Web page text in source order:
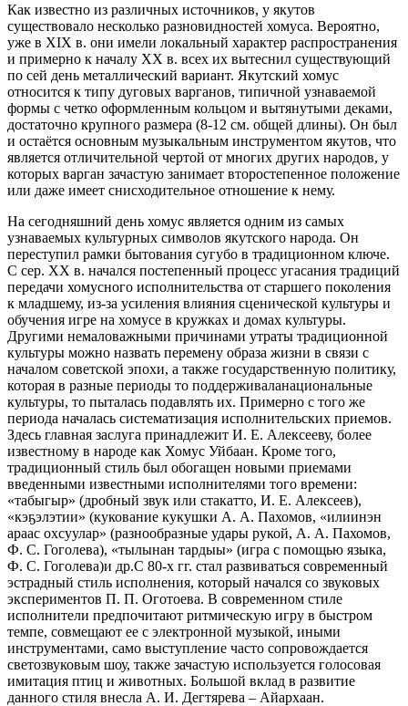
Как известно из различных источников, у якутов
существовало несколько разновидностей хомуса. Вероятно,
уже в XIX в. они имели локальный характер распространения
и примерно к началу ХХ в. всех их вытеснил существующий
по сей день металлический вариант. Якутский хомус
относится к типу дуговых варганов, типичной узнаваемой
формы с четко оформленным кольцом и вытянутыми деками,
достаточно крупного размера (8-12 см. общей длины). Он был
и остаётся основным музыкальным инструментом якутов, что
является отличительной чертой от многих других народов, у
которых варган зачастую занимает второстепенное положение
или даже имеет снисходительное отношение к нему.
На сегодняшний день хомус является одним из самых
узнаваемых культурных символов якутского народа. Он
переступил рамки бытования сугубо в традиционном ключе.
С сер. ХХ в. начался постепенный процесс угасания традиций
передачи хомусного исполнительства от старшего поколения
к младшему, из-за усиления влияния сценической культуры и
обучения игре на хомусе в кружках и домах культуры.
Другими немаловажными причинами утраты традиционной
культуры можно назвать перемену образа жизни в связи с
началом советской эпохи, а также государственную политику,
которая в разные периоды то поддерживаланациональные
культуры, то пыталась подавлять их. Примерно с того же
периода началась систематизация исполнительских приемов.
Здесь главная заслуга принадлежит И. Е. Алексееву, более
известному в народе как Хомус Уйбаан. Кроме того,
традиционный стиль был обогащен новыми приемами
введенными известными исполнителями того времени:
«табыгыр» (дробный звук или стакатто, И. Е. Алексеев),
«кэҕэлэтии» (кукование кукушки А. А. Пахомов, «илиинэн
араас охсуулар» (разнообразные удары рукой, А. А. Пахомов,
Ф. С. Гоголева), «тылынан тардыы» (игра с помощью языка,
Ф. С. Гоголева)и др.С 80-х гг. стал развиваться современный
эстрадный стиль исполнения, который начался со звуковых
экспериментов П. П. Оготоева. В современном стиле
исполнители предпочитают ритмическую игру в быстром
темпе, совмещают ее с электронной музыкой, иными
инструментами, само выступление часто сопровождается
светозвуковым шоу, также зачастую используется голосовая
имитация птиц и животных. Большой вклад в развитие
данного стиля внесла А. И. Дегтярева – Айархаан.